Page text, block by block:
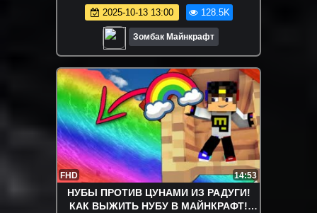
МАЙНКРАФТ МУЛЬТИК
2025-10-13 13:00 128.5K
Зомбак Майнкрафт
FHD 14:53
НУБЫ ПРОТИВ ЦУНАМИ ИЗ РАДУГИ!
КАК ВЫЖИТЬ НУБУ В МАЙНКРАФТ!